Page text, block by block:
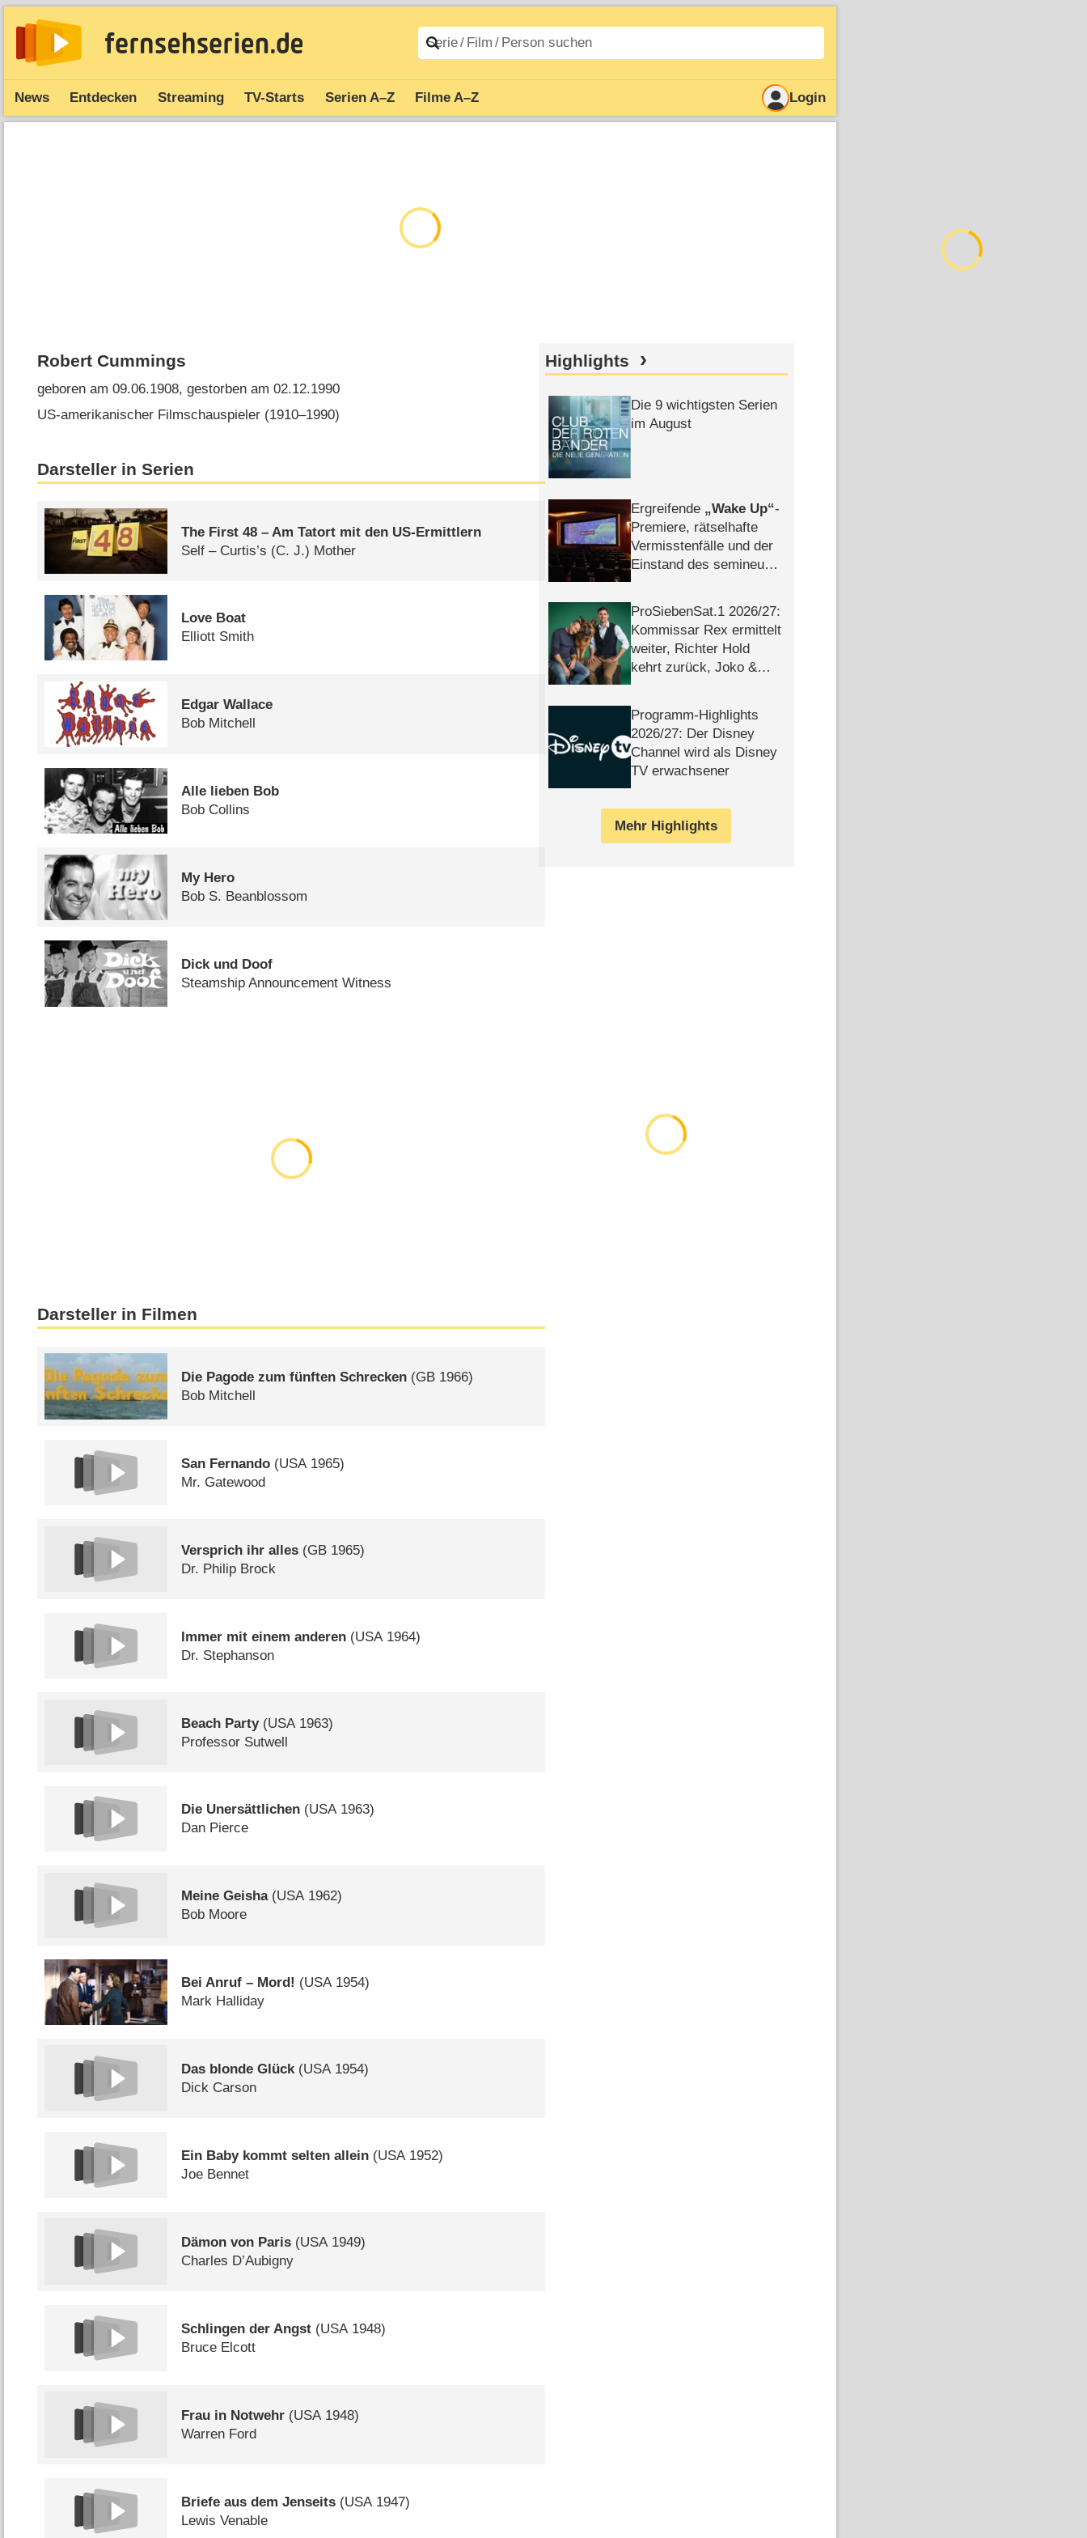
News Entdecken Streaming TV-Starts Serien A–Z Filme A–Z Login
Robert Cummings
geboren am 09.06.1908, gestorben am 02.12.1990
US-amerikanischer Filmschauspieler (1910⁠–⁠1990)
Darsteller in Serien
The First 48 – Am Tatort mit den US-Ermittlern
Self – Curtis’s (C. J.) Mother
Love Boat
Elliott Smith
Edgar Wallace
Bob Mitchell
Alle lieben Bob
Bob Collins
My Hero
Bob S. Beanblossom
Dick und Doof
Steamship Announcement Witness
Darsteller in Filmen
Die Pagode zum fünften Schrecken (GB 1966)
Bob Mitchell
San Fernando (USA 1965)
Mr. Gatewood
Versprich ihr alles (GB 1965)
Dr. Philip Brock
Immer mit einem anderen (USA 1964)
Dr. Stephanson
Beach Party(USA 1963)
Professor Sutwell
Die Unersättlichen (USA1963)
Dan Pierce
Meine Geisha(USA1962)
Bob Moore
Bei Anruf – Mord! (USA1954)
Mark Halliday
Das blonde Glück(USA1954)
Dick Carson
Ein Baby kommt selten allein (USA1952)
Joe Bennet
Dämon von Paris (USA1949)
Charles D’Aubigny
Schlingen der Angst (USA1948)
Bruce Elcott
Frau in Notwehr (USA1948)
Warren Ford
Briefe aus dem Jenseits (USA 1947)
Lewis Venable
Highlights
Die 9 wichtigsten Serien
im August
Ergreifende Wake Up -
Premiere, rätselhafte
Vermisstenfälle und der
Einstand des semineuen
ProSiebenSat.1 2026/​27:
Kommissar Rex ermittelt
weiter, Richter Hold
kehrt zurück, Joko &
Programm-Highlights
2026/​27: Der Disney
Channel wird als Disney
TV erwachsener
Mehr Highlights